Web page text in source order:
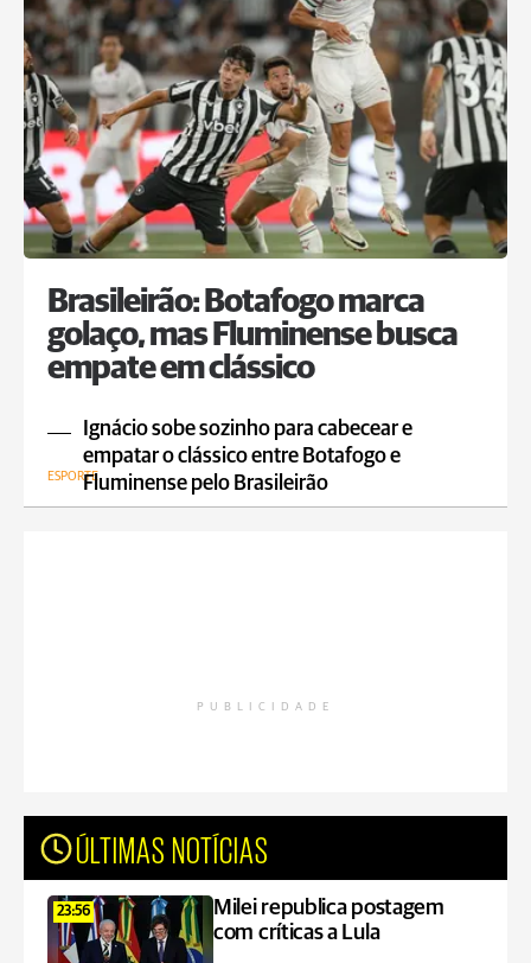
Brasileirão: Botafogo marca
golaço, mas Fluminense busca
empate em clássico
Ignácio sobe sozinho para cabecear e
empatar o clássico entre Botafogo e
Fluminense pelo Brasileirão
ESPORTE
PUBLICIDADE
ÚLTIMAS NOTÍCIAS
23:56
Milei republica postagem
com críticas a Lula